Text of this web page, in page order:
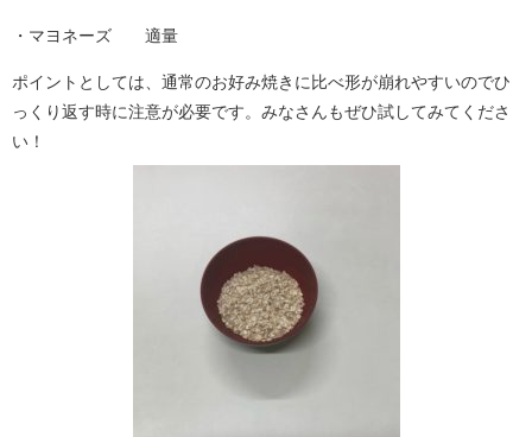
・マヨネーズ 適量
ポイントとしては、通常のお好み焼きに比べ形が崩れやすいのでひ
っくり返す時に注意が必要です。みなさんもぜひ試してみてくださ
い！